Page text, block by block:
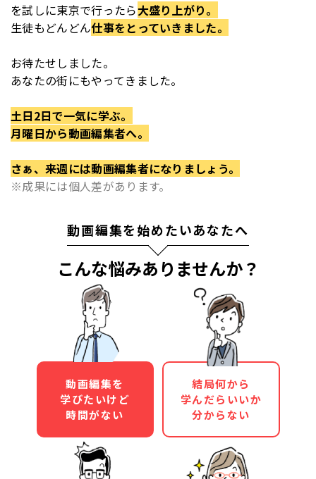
を試しに東京で行ったら大盛り上がり。
生徒もどんどん仕事をとっていきました。
お待たせしました。
あなたの街にもやってきました。
土日2日で一気に学ぶ。
月曜日から動画編集者へ。
さぁ、来週には動画編集者になりましょう。
※成果には個人差があります。
動画編集を始めたいあなたへ
こんな悩みありませんか？
動画編集を
学びたいけど
時間がない
結局何から
学んだらいいか
分からない